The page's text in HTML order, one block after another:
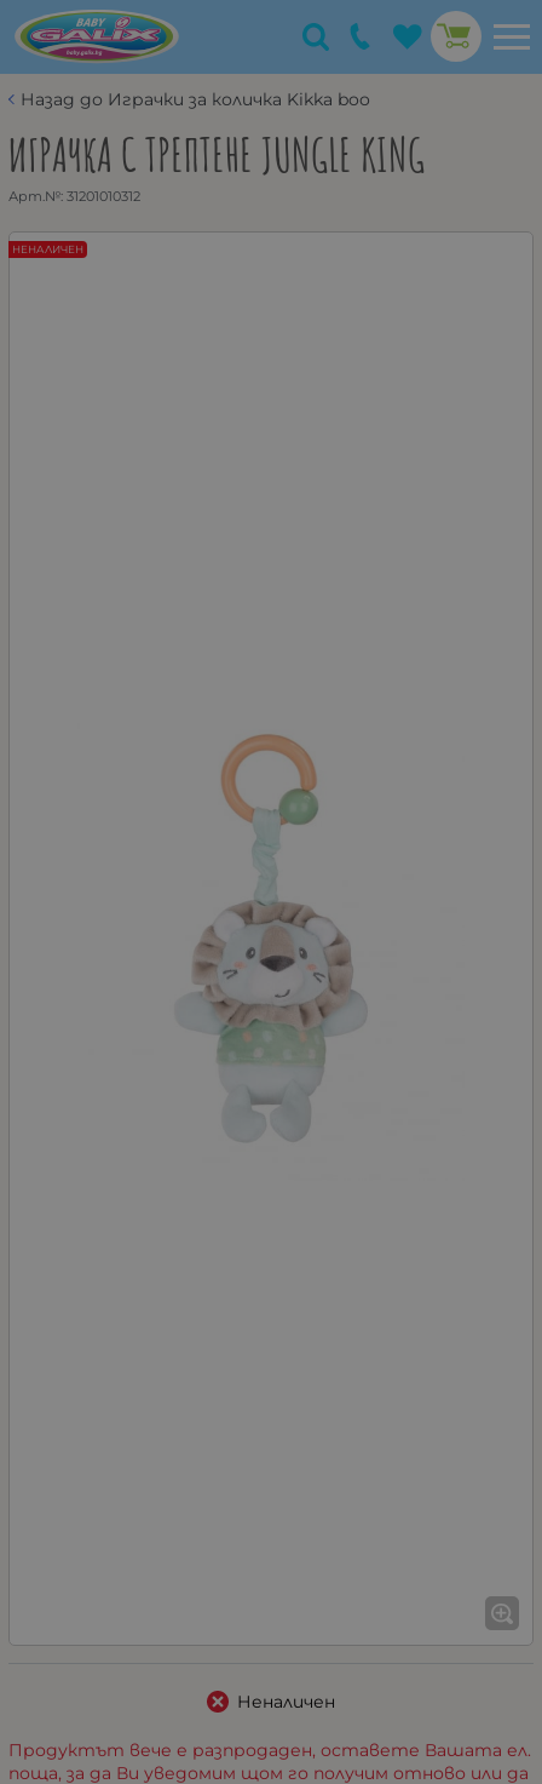
Назад до Играчки за количка Kikka boo
ИГРАЧКА С ТРЕПТЕНЕ JUNGLE KING
Арт.№: 31201010312
НЕНАЛИЧЕН
Неналичен
Продуктът вече е разпродаден, оставете Вашата ел.
поща, за да Ви уведомим щом го получим отново или да